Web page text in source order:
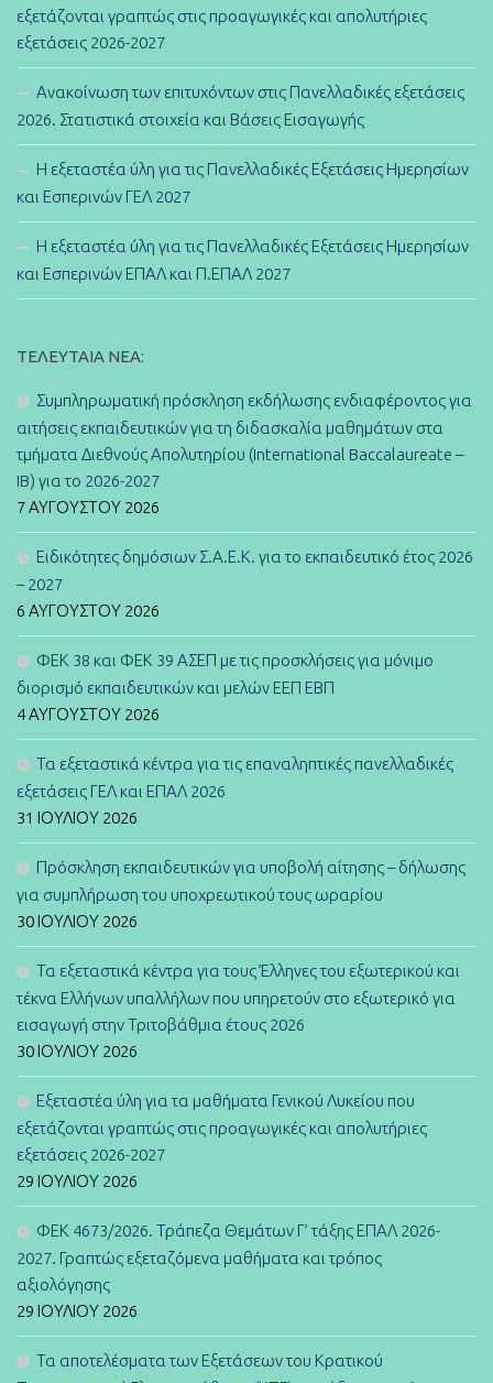
εξετάζονται γραπτώς στις προαγωγικές και απολυτήριες
εξετάσεις 2026-2027
Ανακοίνωση των επιτυχόντων στις Πανελλαδικές εξετάσεις
2026. Στατιστικά στοιχεία και Βάσεις Εισαγωγής
Η εξεταστέα ύλη για τις Πανελλαδικές Εξετάσεις Ημερησίων
και Εσπερινών ΓΕΛ 2027
Η εξεταστέα ύλη για τις Πανελλαδικές Εξετάσεις Ημερησίων
και Εσπερινών ΕΠΑΛ και Π.ΕΠΑΛ 2027
ΤΕΛΕΥΤΑΊΑ ΝΈΑ:
Συμπληρωματική πρόσκληση εκδήλωσης ενδιαφέροντος για
αιτήσεις εκπαιδευτικών για τη διδασκαλία μαθημάτων στα
τμήματα Διεθνούς Απολυτηρίου (International Baccalaureate –
IB) για το 2026-2027
7 ΑΥΓΟΎΣΤΟΥ 2026
Ειδικότητες δημόσιων Σ.Α.Ε.Κ. για το εκπαιδευτικό έτος 2026
– 2027
6 ΑΥΓΟΎΣΤΟΥ 2026
ΦΕΚ 38 και ΦΕΚ 39 ΑΣΕΠ με τις προσκλήσεις για μόνιμο
διορισμό εκπαιδευτικών και μελών ΕΕΠ ΕΒΠ
4 ΑΥΓΟΎΣΤΟΥ 2026
Τα εξεταστικά κέντρα για τις επαναληπτικές πανελλαδικές
εξετάσεις ΓΕΛ και ΕΠΑΛ 2026
31 ΙΟΥΛΊΟΥ 2026
Πρόσκληση εκπαιδευτικών για υποβολή αίτησης – δήλωσης
για συμπλήρωση του υποχρεωτικού τους ωραρίου
30 ΙΟΥΛΊΟΥ 2026
Τα εξεταστικά κέντρα για τους Έλληνες του εξωτερικού και
τέκνα Ελλήνων υπαλλήλων που υπηρετούν στο εξωτερικό για
εισαγωγή στην Τριτοβάθμια έτους 2026
30 ΙΟΥΛΊΟΥ 2026
Εξεταστέα ύλη για τα μαθήματα Γενικού Λυκείου που
εξετάζονται γραπτώς στις προαγωγικές και απολυτήριες
εξετάσεις 2026-2027
29 ΙΟΥΛΊΟΥ 2026
ΦΕΚ 4673/2026. Τράπεζα Θεμάτων Γ’ τάξης ΕΠΑΛ 2026-
2027. Γραπτώς εξεταζόμενα μαθήματα και τρόπος
αξιολόγησης
29 ΙΟΥΛΊΟΥ 2026
Τα αποτελέσματα των Εξετάσεων του Κρατικού